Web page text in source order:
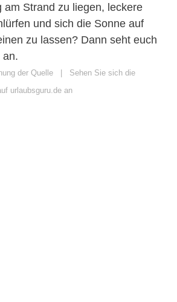
am Strand zu liegen, leckere
und sich die Sonne auf
zu lassen? Dann seht euch
an.
der Quelle | Sehen Sie sich die
urlaubsguru.de an